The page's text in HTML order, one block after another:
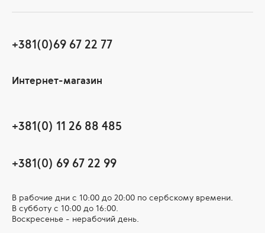
+381(0)69 67 22 77
Интернет-магазин
+381(0) 11 26 88 485
+381(0) 69 67 22 99
В рабочие дни c 10:00 до 20:00 по сербскому времени.
В субботу с 10:00 дo 16:00.
Воскресенье - нерабочий день.